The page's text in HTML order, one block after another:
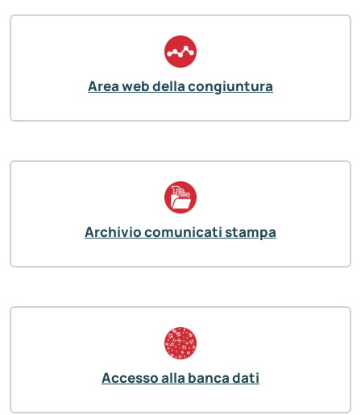
Area web della congiuntura
Archivio comunicati stampa
Accesso alla banca dati